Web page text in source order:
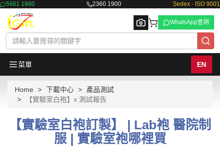
5661 1880 2360 1900 Sedex · ISO 9001
WhatsApp查詢
菜單 EN
Home 下載中心
產品測試
【實驗室白袍】x 測試報告
【實驗室白袍訂製】 | Lab袍 醫院制
服 | 實驗室袍哪裡買